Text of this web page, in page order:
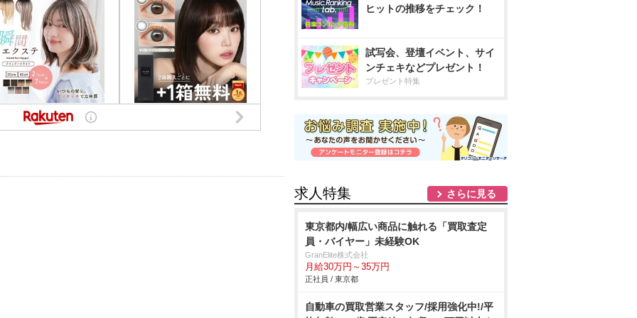
ヒットの推移をチェック！
試写会、登壇イベント、サイ
ンチェキなどプレゼント！
プレゼント特集
求人特集 さらに見る
東京都内/幅広い商品に触れる「買取査定
員・バイヤー」未経験OK
GranElite株式会社
月給30万円～35万円
正社員 / 東京都
自動車の買取営業スタッフ/採用強化中!/平